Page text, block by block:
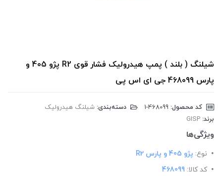
شیلنگ ( بلند ) پمپ هیدرولیک فشار قوی R2 پژو 405 و
پارس 468099 جی ای اس پی
کد محصول: دسته‌بندی: شیلنگ هیدرولیک
برند: GISP
ویژگی‌ها
نوع: پژو 405 و پارس R2
کد کالا: 468099